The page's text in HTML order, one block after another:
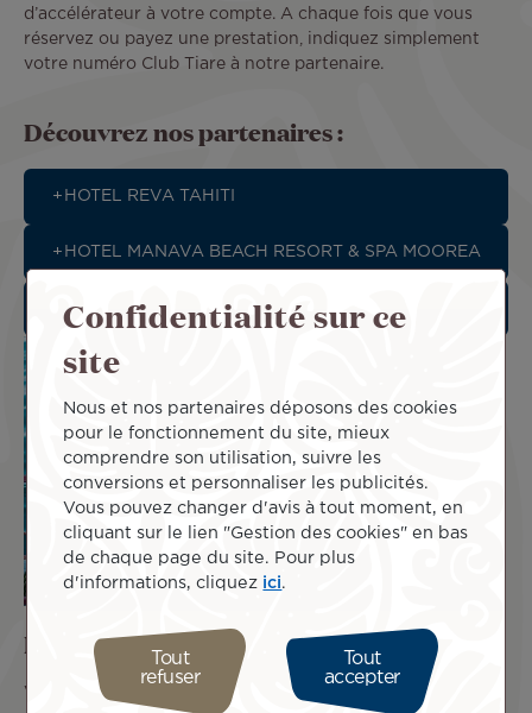
d’accélérateur à votre compte. A chaque fois que vous
réservez ou payez une prestation, indiquez simplement
votre numéro Club Tiare à notre partenaire.
Découvrez nos partenaires :
HOTEL REVA TAHITI
HOTEL MANAVA BEACH RESORT & SPA MOOREA
PASSEPORT GOURMAND
Dépenser des miles
Voyagez différemment avec les Miles du Club Tiare !
Confidentialité sur ce
site
Nous et nos partenaires déposons des cookies
pour le fonctionnement du site, mieux
comprendre son utilisation, suivre les
conversions et personnaliser les publicités.
Vous pouvez changer d'avis à tout moment, en
cliquant sur le lien "Gestion des cookies" en bas
de chaque page du site. Pour plus
d'informations, cliquez ici.
Tout
refuser
Tout
accepter